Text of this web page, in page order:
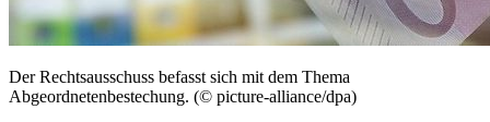
Der Rechtsausschuss befasst sich mit dem Thema
Abgeordnetenbestechung. (© picture-alliance/dpa)